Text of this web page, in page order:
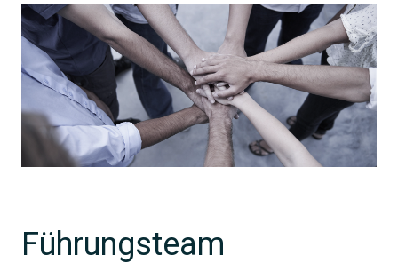
Führungsteam